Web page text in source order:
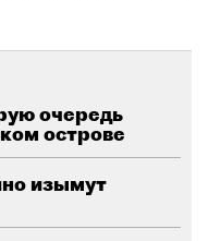
очередь
острове
изымут